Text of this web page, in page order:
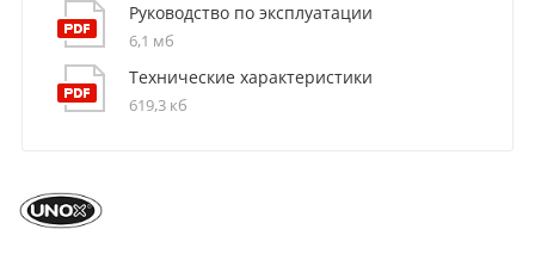
Руководство по эксплуатации
6,1 мб
Технические характеристики
619,3 кб